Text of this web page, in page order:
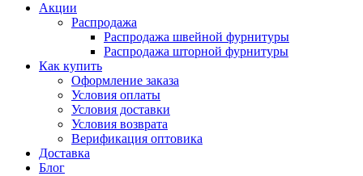
Акции
Распродажа
Распродажа швейной фурнитуры
Распродажа шторной фурнитуры
Как купить
Оформление заказа
Условия оплаты
Условия доставки
Условия возврата
Верификация оптовика
Доставка
Блог